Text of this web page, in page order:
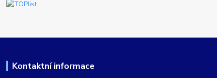
Kontaktní informace